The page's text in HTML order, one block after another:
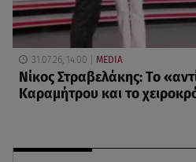
31.07.26, 14:00 MEDIA
Νίκος Στραβελάκης: Το
Καραμήτρου και το